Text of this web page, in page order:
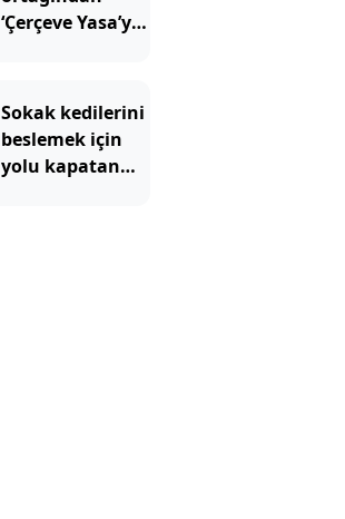
‘Çerçeve Yasa’ya
Sokak kedilerini
beslemek için
yolu kapatan